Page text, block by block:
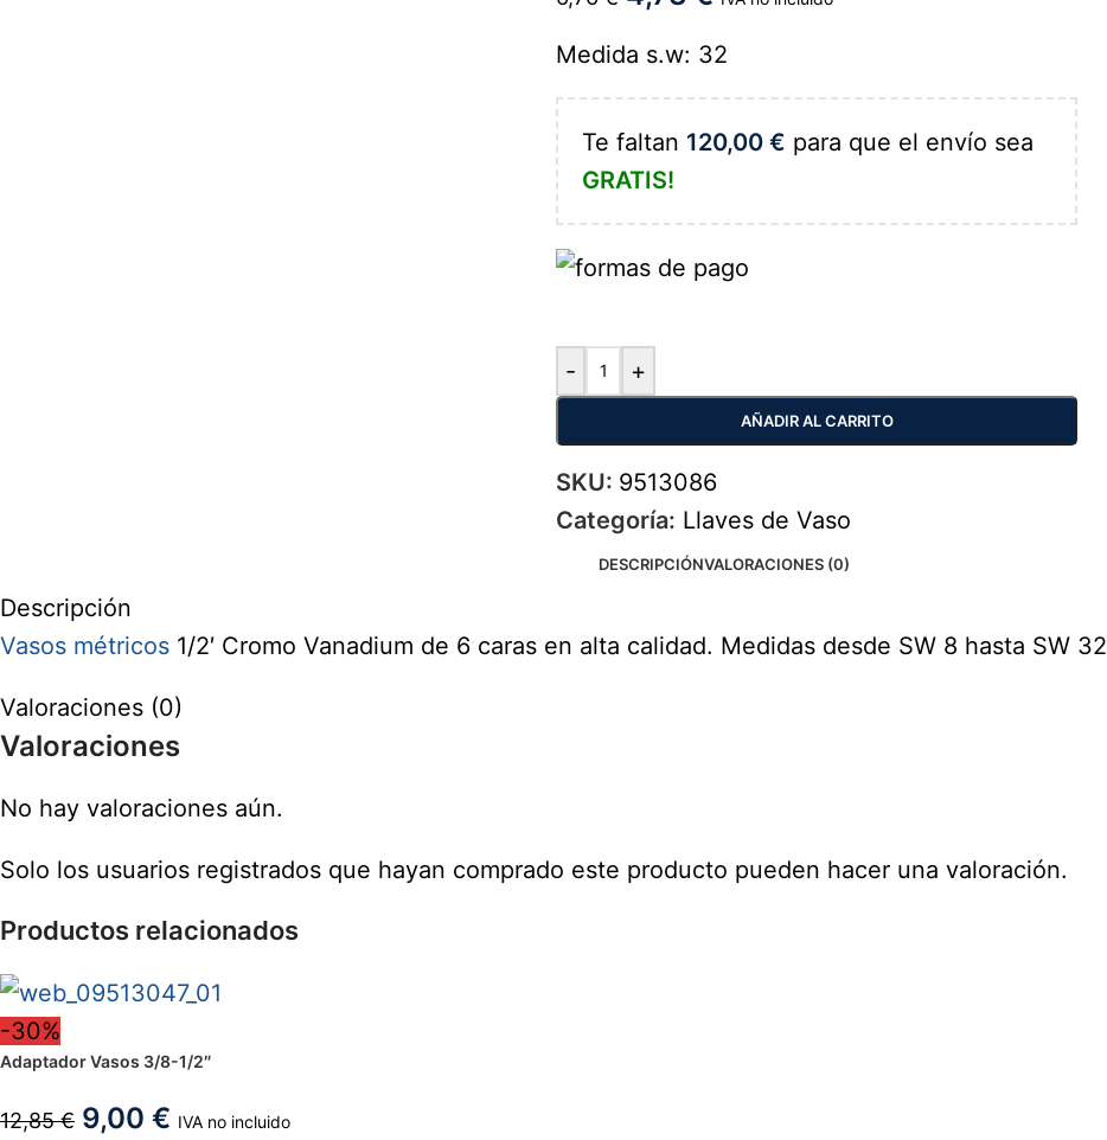
Medida s.w: 32
Te faltan 120,00€ para que el envío sea
GRATIS!
- +
AÑADIR AL CARRITO
SKU: 9513086
Categoría: Llaves de Vaso
DESCRIPCIÓNVALORACIONES (0)
Descripción
Vasos métricos 1/2′ Cromo Vanadium de 6 caras en alta calidad. Medidas desde SW 8 hasta SW 32
Valoraciones (0)
Valoraciones
No hay valoraciones aún.
Solo los usuarios registrados que hayan comprado este producto pueden hacer una valoración.
Productos relacionados
-30%
Adaptador Vasos 3/8-1/2″
12,85€ 9,00 € IVA no incluido